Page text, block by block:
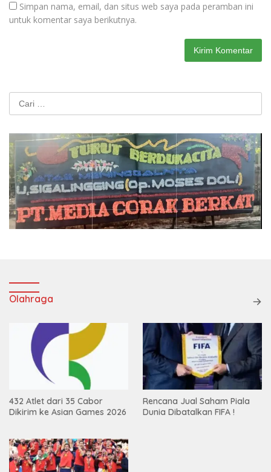
Simpan nama, email, dan situs web saya pada peramban ini
untuk komentar saya berikutnya.
Cari
untuk:
Olahraga
432 Atlet dari 35 Cabor
Dikirim ke Asian Games 2026
Rencana Jual Saham Piala
Dunia Dibatalkan FIFA !